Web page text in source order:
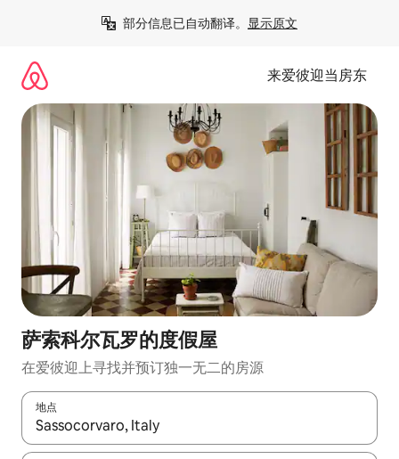
部分信息已自动翻译。 显示原文
来爱彼迎当房东
萨索科尔瓦罗的度假屋
在爱彼迎上寻找并预订独一无二的房源
地点
如有搜索结果，请使用上下方向键查看，或通过点击或滑动手势